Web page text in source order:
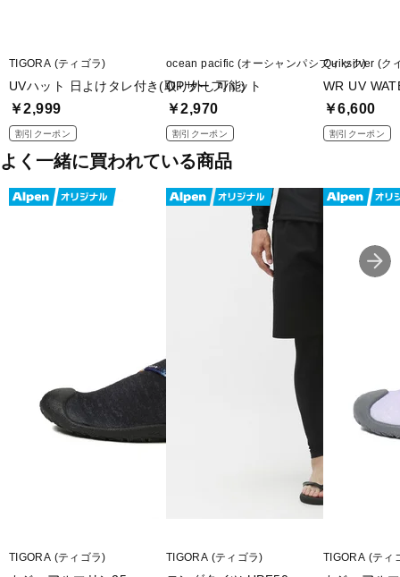
■生産国：中国
■2025 Spring＆Summer モデル
※ブラウザやお使いのモニター環境により、掲載画像と実際の商品
の色味が若干異なる場合がございます。
■メーカー型番：TR-3M3415HT
TIGORA (ティゴラ)
UVハット 日よけタレ付き(取り外し可能)
￥2,999
割引クーポン
ocean pacific (オーシャンパシフィック)
OPサーフハット
￥2,970
割引クーポン
Quiksilver (ク
WR UV
￥6,600
割引クーポン
よく一緒に買われている商品
TIGORA (ティゴラ) TIGORA (ティゴラ) TIGORA (ティ